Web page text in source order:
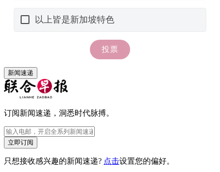
新闻速递
订阅新闻速递，洞悉时代脉搏。
立即订阅
只想接收感兴趣的新闻速递? 点击设置您的偏好。